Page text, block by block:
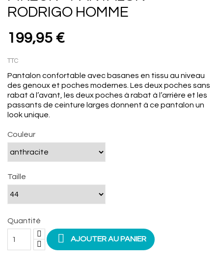
RODRIGO HOMME
199,95 €
TTC
Pantalon confortable avec basanes en tissu au niveau
des genoux et poches modernes. Les deux poches sans
rabat à l’avant, les deux poches à rabat à l’arrière et les
passants de ceinture larges donnent à ce pantalon un
look unique.
Couleur
Taille
Quantité
 AJOUTER AU PANIER